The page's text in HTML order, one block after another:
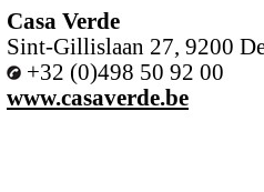
Casa Verde
Sint-Gillislaan 27, 9200
+32 (0)498 50 92 00
www.casaverde.be